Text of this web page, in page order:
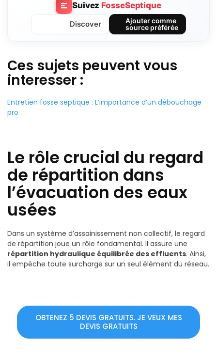
Suivez FosseSeptique
Discover
Ajouter comme
source préférée
Ces sujets peuvent vous
interesser :
Entretien fosse septique : L’importance d’un débouchage
pro
Le rôle crucial du regard
de répartition dans
l’évacuation des eaux
usées
Dans un système d’assainissement non collectif, le regard
de répartition joue un rôle fondamental. Il assure une
répartition hydraulique équilibrée des effluents. Ainsi,
il empêche toute surcharge sur un seul élément du réseau.
OBTENEZ 5 DEVIS GRATUITS. JE VEUX MES
DEVIS GRATUITS